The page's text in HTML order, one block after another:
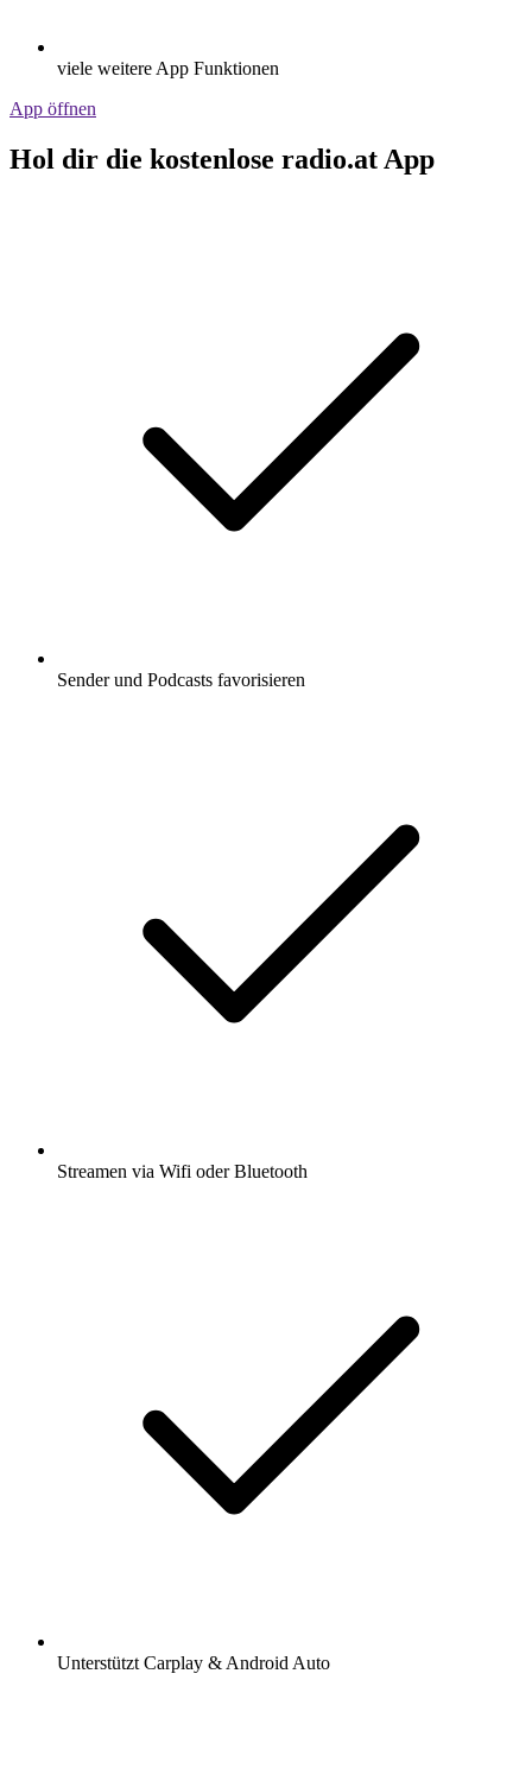
viele weitere App Funktionen
App öffnen
Hol dir die kostenlose radio.at App
Sender und Podcasts favorisieren
Streamen via Wifi oder Bluetooth
Unterstützt Carplay & Android Auto